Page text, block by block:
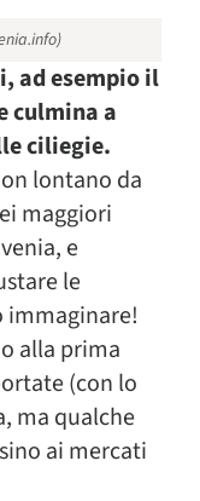
ad esempio il
culmina a
ciliegie.
lontano da
maggiori
e
le
immaginare!
alla prima
(con lo
ma qualche
ai mercati